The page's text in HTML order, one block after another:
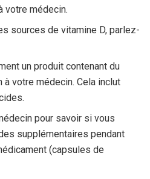
votre médecin.
sources de vitamine D, parlez-
un produit contenant du
à votre médecin. Cela inclut
pour savoir si vous
supplémentaires pendant
(capsules de